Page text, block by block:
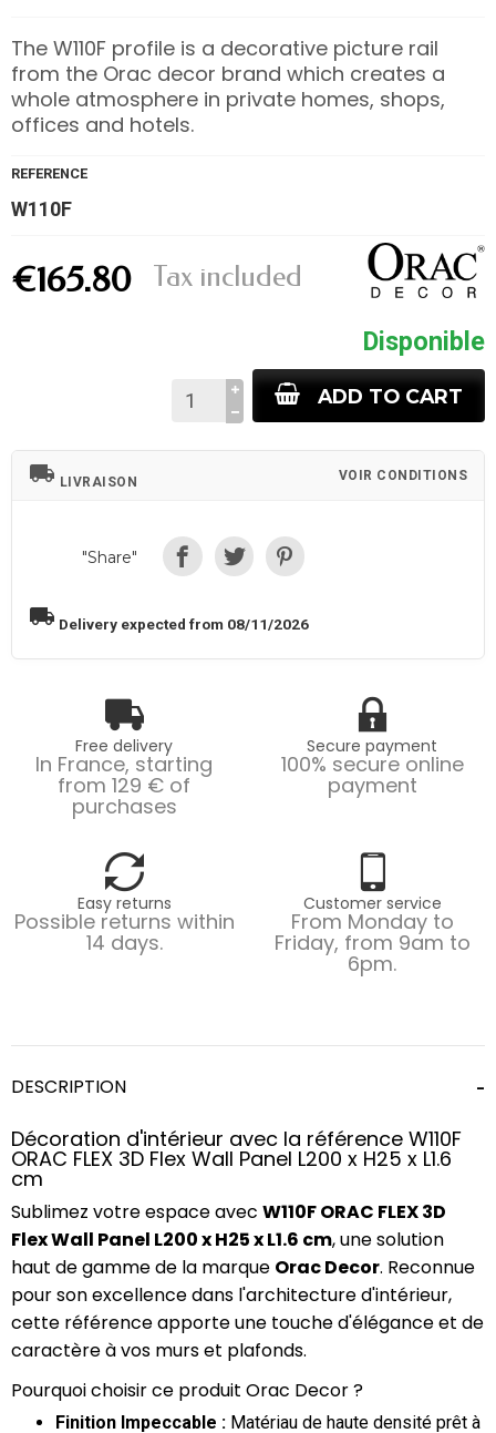
The W110F profile is a decorative picture rail
from the Orac decor brand which creates a
whole atmosphere in private homes, shops,
offices and hotels.
REFERENCE
W110F
€165.80 Tax included
Disponible
ADD TO CART
local_shipping LIVRAISON VOIR CONDITIONS
"Share"
local_shipping Delivery expected from 08/11/2026
Free delivery
In France, starting
from 129 € of
purchases
Secure payment
100% secure online
payment
Easy returns
Possible returns within
14 days.
Customer service
From Monday to
Friday, from 9am to
6pm.
DESCRIPTION
Décoration d'intérieur avec la référence W110F
ORAC FLEX 3D Flex Wall Panel L200 x H25 x L1.6
cm
Sublimez votre espace avec W110F ORAC FLEX 3D
Flex Wall Panel L200 x H25 x L1.6 cm, une solution
haut de gamme de la marque Orac Decor. Reconnue
pour son excellence dans l'architecture d'intérieur,
cette référence apporte une touche d'élégance et de
caractère à vos murs et plafonds.
Pourquoi choisir ce produit Orac Decor ?
Finition Impeccable : Matériau de haute densité prêt à